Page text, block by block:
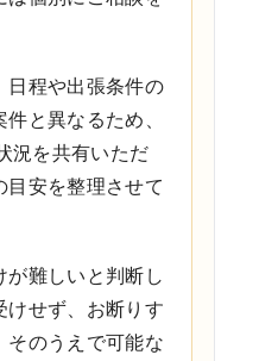
日程や出張条件の
と異なるため、
況を共有いただ
目安を整理させて
が難しいと判断し
けせず、お断りす
そのうえで可能な